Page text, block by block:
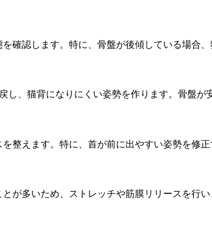
認します。特に、骨盤が後傾している場合
、猫背になりにくい姿勢を作ります。骨盤が
えます。特に、首が前に出やすい姿勢を修
多いため、ストレッチや筋膜リリースを行い